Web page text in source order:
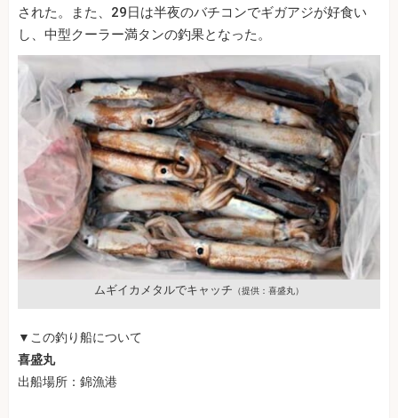
された。また、29日は半夜のバチコンでギガアジが好食い
し、中型クーラー満タンの釣果となった。
ムギイカメタルでキャッチ （提供：喜盛丸）
▼この釣り船について
喜盛丸
出船場所：錦漁港